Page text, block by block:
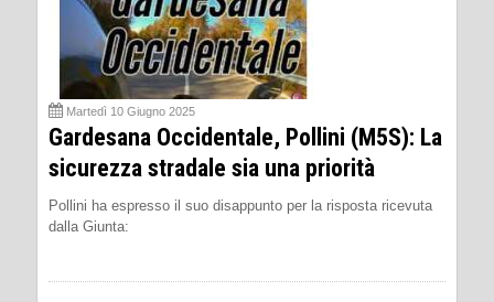
Martedì 10 Giugno 2025
Gardesana Occidentale, Pollini (M5S): La
sicurezza stradale sia una priorità
Pollini ha espresso il suo disappunto per la risposta ricevuta
dalla Giunta: